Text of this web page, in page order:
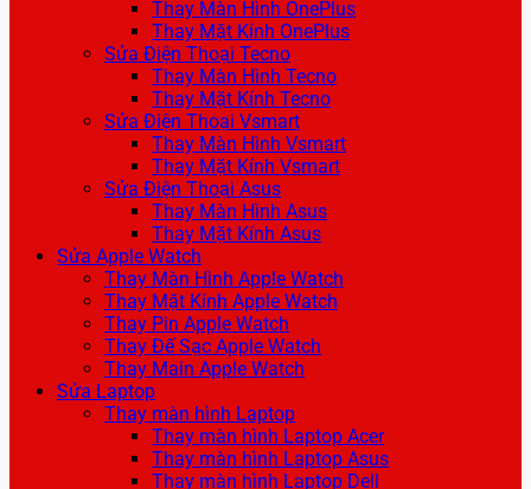
Thay Màn Hình OnePlus
Thay Mặt Kính OnePlus
Sửa Điện Thoại Tecno
Thay Màn Hình Tecno
Thay Mặt Kính Tecno
Sửa Điện Thoại Vsmart
Thay Màn Hình Vsmart
Thay Mặt Kính Vsmart
Sửa Điện Thoại Asus
Thay Màn Hình Asus
Thay Mặt Kính Asus
Sửa Apple Watch
Thay Màn Hình Apple Watch
Thay Mặt Kính Apple Watch
Thay Pin Apple Watch
Thay Đế Sạc Apple Watch
Thay Main Apple Watch
Sửa Laptop
Thay màn hình Laptop
Thay màn hình Laptop Acer
Thay màn hình Laptop Asus
Thay màn hình Laptop Dell